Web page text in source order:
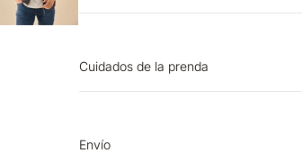
Cuidados de la prenda
40 ºC. Proceso normal. CUIDADO
Envío